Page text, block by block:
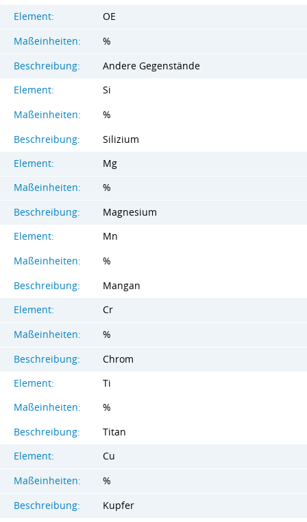
Element:
OE
Maßeinheiten:
%
Beschreibung:
Andere Gegenstände
Element:
Si
Maßeinheiten:
%
Beschreibung:
Silizium
Element:
Mg
Maßeinheiten:
%
Beschreibung:
Magnesium
Element:
Mn
Maßeinheiten:
%
Beschreibung:
Mangan
Element:
Cr
Maßeinheiten:
%
Beschreibung:
Chrom
Element:
Ti
Maßeinheiten:
%
Beschreibung:
Titan
Element:
Cu
Maßeinheiten:
%
Beschreibung:
Kupfer